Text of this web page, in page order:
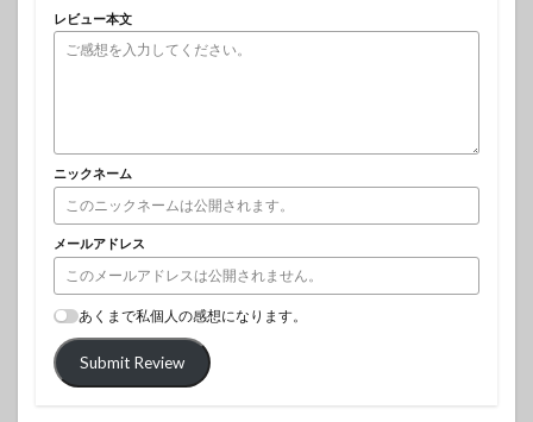
レビュー本文
ニックネーム
メールアドレス
あくまで私個人の感想になります。
Submit Review